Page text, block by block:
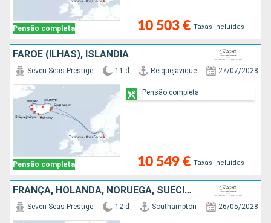
Pensão completa 10 503 € Taxas incluídas
FAROE (ILHAS), ISLÂNDIA
Pensão completa
Seven Seas Prestige 11 d Reiquejavique 27/07/2028
10 549 € Taxas incluídas
Pensão completa
FRANÇA, HOLANDA, NORUEGA, SUÉCIA, DINAMARCA, ALEMANHA, REINO UNIDO
Seven Seas Prestige 12 d Southampton 26/05/2028